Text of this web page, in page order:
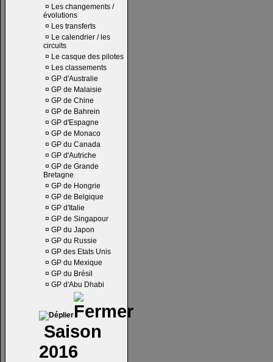
¤ Les changements /
évolutions
¤ Les transferts
¤ Le calendrier / les
circuits
¤ Le casque des pilotes
¤ Les classements
¤ GP d'Australie
¤ GP de Malaisie
¤ GP de Chine
¤ GP de Bahrein
¤ GP d'Espagne
¤ GP de Monaco
¤ GP du Canada
¤ GP d'Autriche
¤ GP de Grande
Bretagne
¤ GP de Hongrie
¤ GP de Belgique
¤ GP d'Italie
¤ GP de Singapour
¤ GP du Japon
¤ GP du Russie
¤ GP des Etats Unis
¤ GP du Mexique
¤ GP du Brésil
¤ GP d'Abu Dhabi
Saison
2016